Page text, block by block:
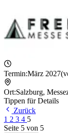
Termin:März 2027
Ort:Salzburg,
Tippen für Details
Zurück
1 2 3 4 5
Seite 5 von 5